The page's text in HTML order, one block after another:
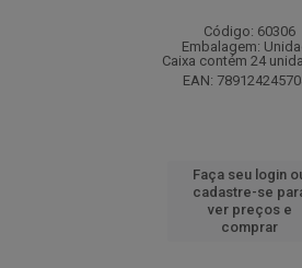
Código: 60306
Embalagem:
Caixa contém 24
EAN:
Faça seu login
cadastre-se
ver preços e
comprar